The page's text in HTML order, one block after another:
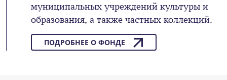
муниципальных учреждений культуры и
образования, а также частных коллекций.
ПОДРОБНЕЕ О ФОНДЕ